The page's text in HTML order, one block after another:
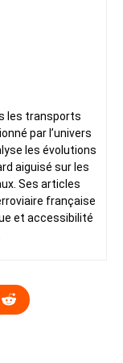
les transports
par l’univers
les évolutions
aiguisé sur les
Ses articles
française
et accessibilité